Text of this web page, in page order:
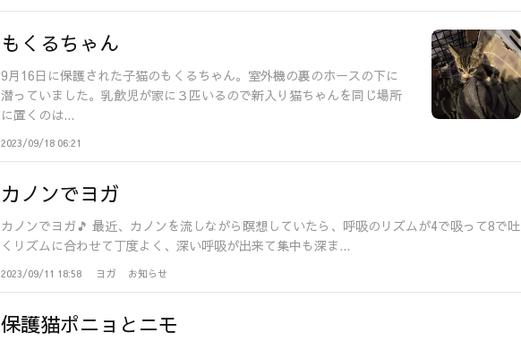
もくるちゃん
9月16日に保護された子猫のもくるちゃん。室外機の裏のホースの下に
潜っていました。乳飲児が家に３匹いるので新入り猫ちゃんを同じ場所
に置くのは...
2023/09/18 06:21
カノンでヨガ
カノンでヨガ🎵 最近、カノンを流しながら瞑想していたら、呼吸のリズムが4で吸って8で吐
くリズムに合わせて丁度よく、深い呼吸が出来て集中も深ま...
2023/09/11 18:58 ヨガ お知らせ
保護猫ポニョとニモ